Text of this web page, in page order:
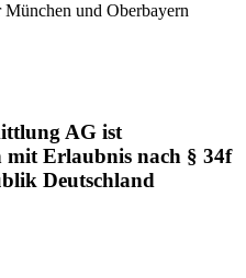
und Oberbayern
AG ist
Erlaubnis nach § 34f
Deutschland